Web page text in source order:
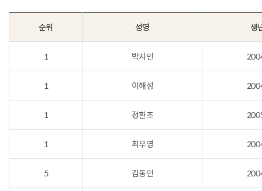
순위 성명 생
1 박지민
1 이해성
1 정환조
1 최우영
5 김동민